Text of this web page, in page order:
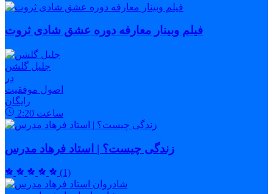
فیلم وبینار معارفه دوره عشق شادی ثروت
جلیل گلشن
در
اصول موفقیت
رایگان
2:20 ساعت
زندگی چیست؟ | استاد فرهاد مدرس
(1)